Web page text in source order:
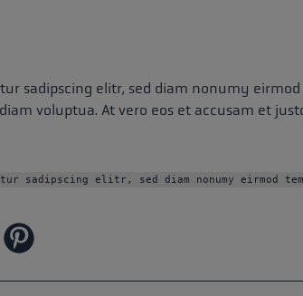
sadipscing elitr, sed diam nonumy
voluptua. At vero eos et accusam et
sadipscing elitr, sed diam nonumy eirmod